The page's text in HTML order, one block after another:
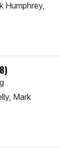
Humphrey,
Mark